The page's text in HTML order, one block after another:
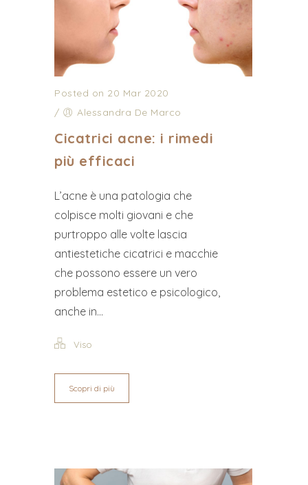
Posted on 20 Mar 2020
/
Alessandra De Marco
Cicatrici acne: i rimedi
più efficaci
L’acne è una patologia che
colpisce molti giovani e che
purtroppo alle volte lascia
antiestetiche cicatrici e macchie
che possono essere un vero
problema estetico e psicologico,
anche in...
Viso
Scopri di più